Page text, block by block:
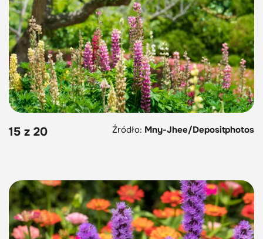
15 z 20 Źródło: Mny-Jhee/Depositphotos